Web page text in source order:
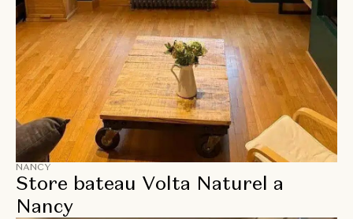
NANCY
Store bateau Volta Naturel a
Nancy